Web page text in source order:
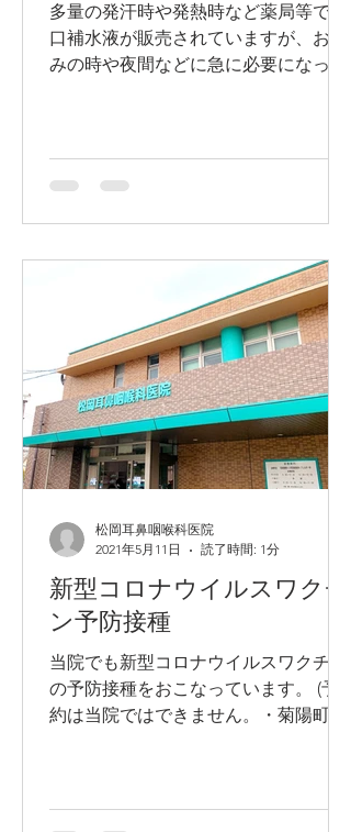
多量の発汗時や発熱時など薬局等で経
口補水液が販売されていますが、お休
みの時や夜間などに急に必要になった
（作り方）...
新型コロナウイルスワクチ
ン予防接種
当院でも新型コロナウイルスワクチン
の予防接種をおこなっています。 (予
約は当院ではできません。・菊陽町ホ
松岡耳鼻咽喉科医院
2021年5月11日
読了時間: 1分